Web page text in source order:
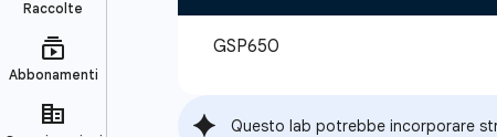
Questo lab potrebbe incorporare